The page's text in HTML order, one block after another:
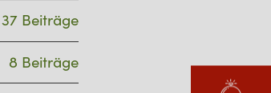
37 Beiträge
8 Beiträge